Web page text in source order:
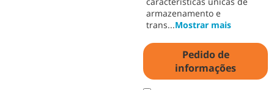
armazenamento e
trans...Mostrar mais
Pedido de
informações